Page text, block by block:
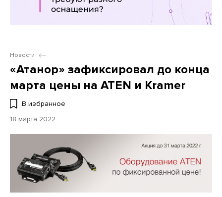
Новости
«Атанор» зафиксировал до конца
марта цены на ATEN и Kramer
В избранное
18 марта 2022